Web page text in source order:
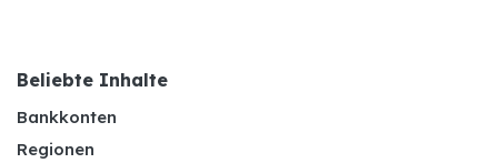
Beliebte Inhalte
Bankkonten
Regionen